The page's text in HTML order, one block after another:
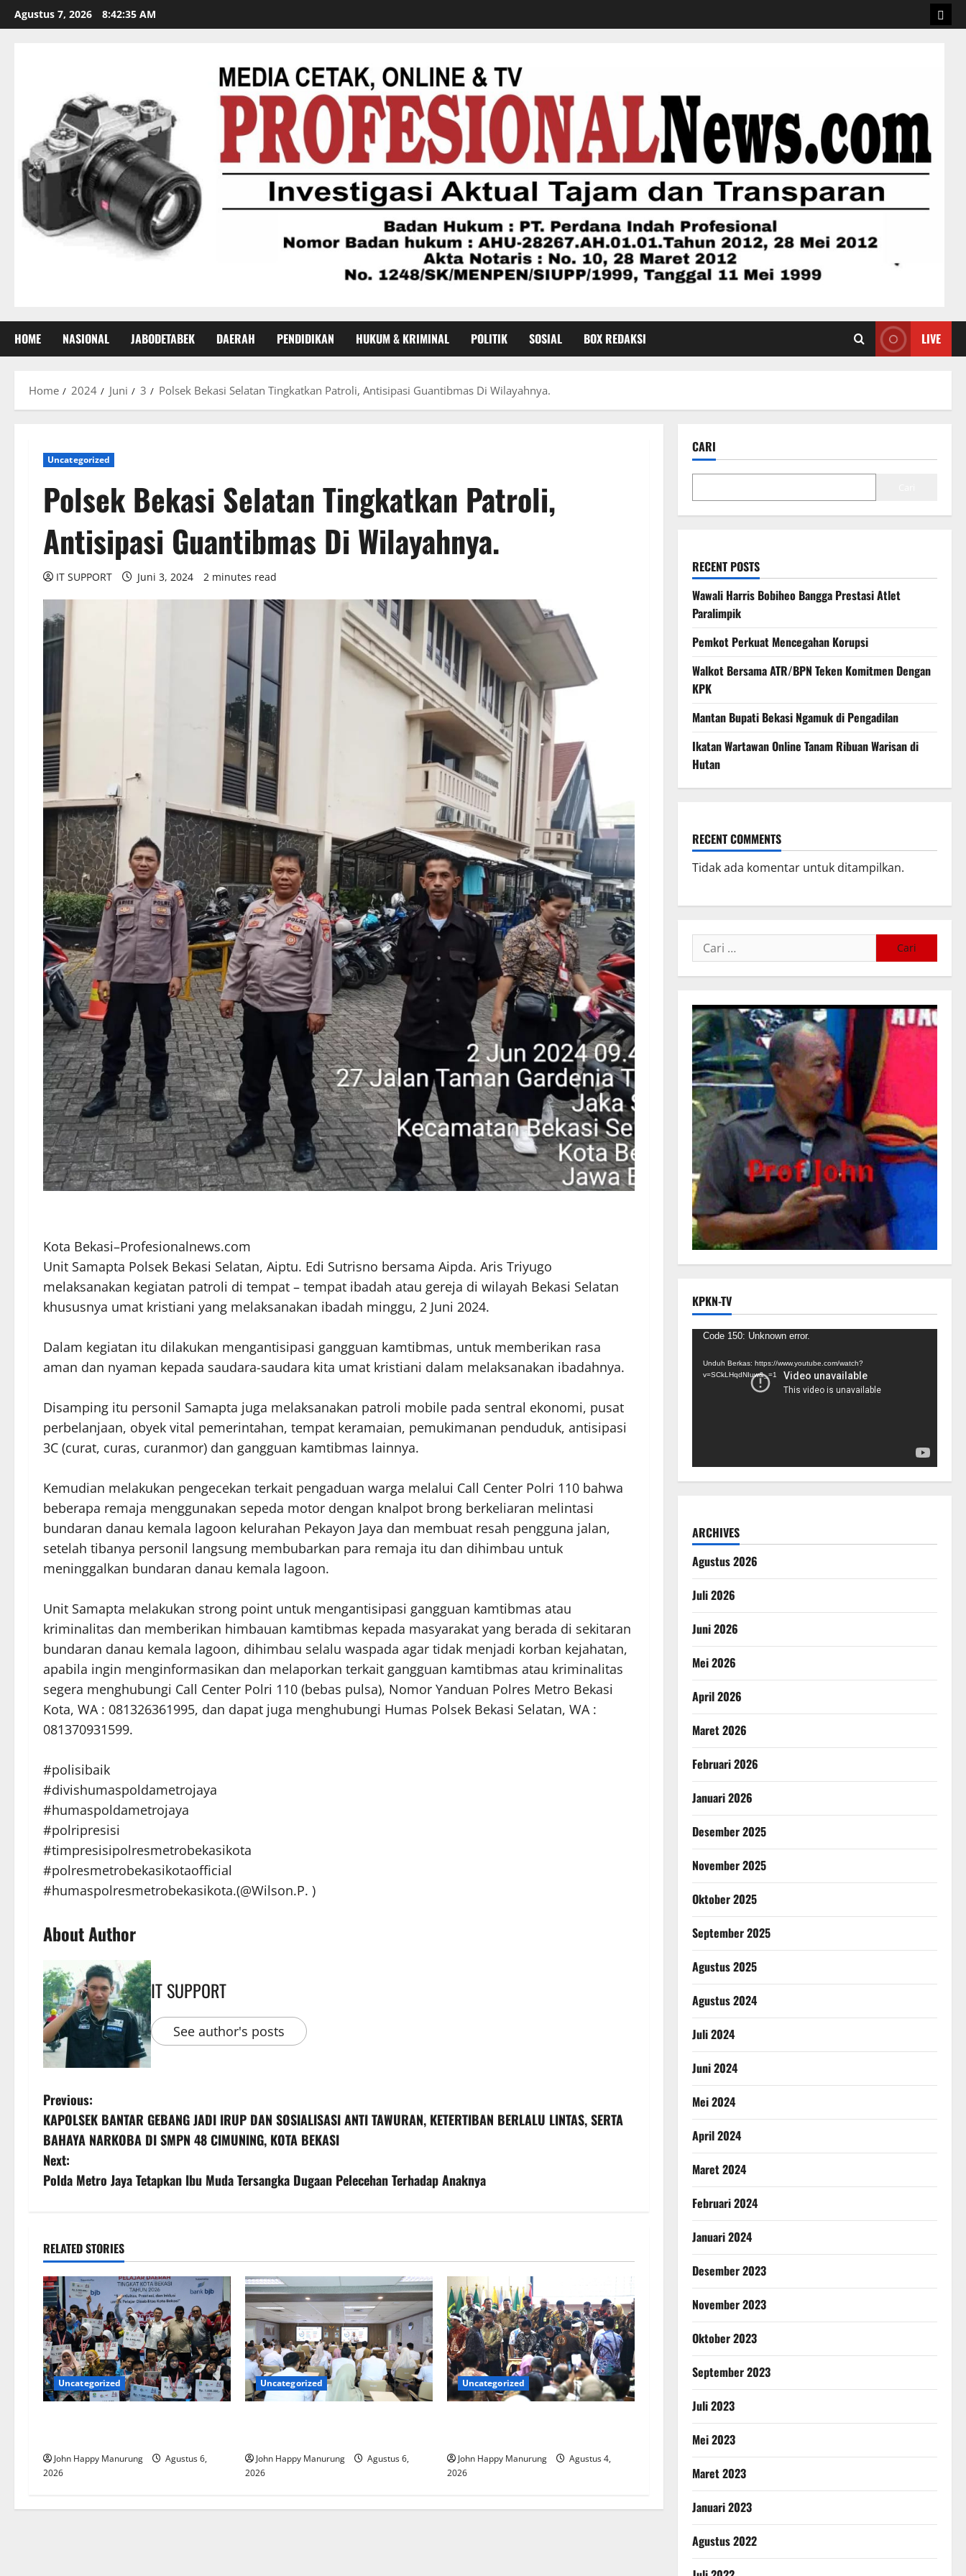
Agustus 7, 2026 8:42:36 AM
HOME NASIONAL JABODETABEK DAERAH PENDIDIKAN HUKUM & KRIMINAL POLITIK SOSIAL BOX REDAKSI LIVE
Home 2024 Juni 3 Polsek Bekasi Selatan Tingkatkan Patroli, Antisipasi Guantibmas Di Wilayahnya.
Uncategorized
Polsek Bekasi Selatan Tingkatkan Patroli,
Antisipasi Guantibmas Di Wilayahnya.
IT SUPPORT Juni 3, 2024 2 minutes read
Kota Bekasi–Profesionalnews.com
Unit Samapta Polsek Bekasi Selatan, Aiptu. Edi Sutrisno bersama Aipda. Aris Triyugo
melaksanakan kegiatan patroli di tempat – tempat ibadah atau gereja di wilayah Bekasi Selatan
khususnya umat kristiani yang melaksanakan ibadah minggu, 2 Juni 2024.
Dalam kegiatan itu dilakukan mengantisipasi gangguan kamtibmas, untuk memberikan rasa
aman dan nyaman kepada saudara-saudara kita umat kristiani dalam melaksanakan ibadahnya.
Disamping itu personil Samapta juga melaksanakan patroli mobile pada sentral ekonomi, pusat
perbelanjaan, obyek vital pemerintahan, tempat keramaian, pemukimanan penduduk, antisipasi
3C (curat, curas, curanmor) dan gangguan kamtibmas lainnya.
Kemudian melakukan pengecekan terkait pengaduan warga melalui Call Center Polri 110 bahwa
beberapa remaja menggunakan sepeda motor dengan knalpot brong berkeliaran melintasi
bundaran danau kemala lagoon kelurahan Pekayon Jaya dan membuat resah pengguna jalan,
setelah tibanya personil langsung membubarkan para remaja itu dan dihimbau untuk
meninggalkan bundaran danau kemala lagoon.
Unit Samapta melakukan strong point untuk mengantisipasi gangguan kamtibmas atau
kriminalitas dan memberikan himbauan kamtibmas kepada masyarakat yang berada di sekitaran
bundaran danau kemala lagoon, dihimbau selalu waspada agar tidak menjadi korban kejahatan,
apabila ingin menginformasikan dan melaporkan terkait gangguan kamtibmas atau kriminalitas
segera menghubungi Call Center Polri 110 (bebas pulsa), Nomor Yanduan Polres Metro Bekasi
Kota, WA : 081326361995, dan dapat juga menghubungi Humas Polsek Bekasi Selatan, WA :
081370931599.
#polisibaik
#divishumaspoldametrojaya
#humaspoldametrojaya
#polripresisi
#timpresisipolresmetrobekasikota
#polresmetrobekasikotaofficial
#humaspolresmetrobekasikota.(@Wilson.P. )
About Author
IT SUPPORT
See author's posts
Previous:
KAPOLSEK BANTAR GEBANG JADI IRUP DAN SOSIALISASI ANTI TAWURAN, KETERTIBAN BERLALU LINTAS, SERTA
BAHAYA NARKOBA DI SMPN 48 CIMUNING, KOTA BEKASI
Next:
Polda Metro Jaya Tetapkan Ibu Muda Tersangka Dugaan Pelecehan Terhadap Anaknya
RELATED STORIES
Uncategorized
John Happy Manurung
Agustus 6,
2026
Uncategorized
John Happy Manurung
Agustus 6,
2026
Uncategorized
John Happy Manurung
Agustus 4,
2026
CARI
RECENT POSTS
Wawali Harris Bobiheo Bangga Prestasi Atlet
Paralimpik
Pemkot Perkuat Mencegahan Korupsi
Walkot Bersama ATR/BPN Teken Komitmen Dengan
KPK
Mantan Bupati Bekasi Ngamuk di Pengadilan
Ikatan Wartawan Online Tanam Ribuan Warisan di
Hutan
RECENT COMMENTS
Tidak ada komentar untuk ditampilkan.
KPKN-TV
Pemutar
Code 150: Unknown error.
Unduh Berkas: https://www.youtube.com/watch?
v=SCkLHqdNIuw&_=1
ARCHIVES
Agustus 2026
Juli 2026
Juni 2026
Mei 2026
April 2026
Maret 2026
Februari 2026
Januari 2026
Desember 2025
November 2025
Oktober 2025
September 2025
Agustus 2025
Agustus 2024
Juli 2024
Juni 2024
Mei 2024
April 2024
Maret 2024
Februari 2024
Januari 2024
Desember 2023
November 2023
Oktober 2023
September 2023
Juli 2023
Mei 2023
Maret 2023
Januari 2023
Agustus 2022